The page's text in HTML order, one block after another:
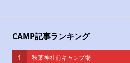
CAMP記事ランキング
1 秋葉神社前キャンプ場